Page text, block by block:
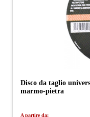
Disco da taglio
marmo-pietra
A partire da: